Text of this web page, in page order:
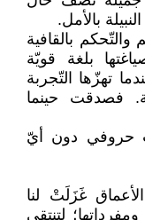
بالأمل.
بالقافية
بلغة قويّة
تهزّها التّجربة
فصدقت حينما
حروفي دون أيّ
غَزَلَتْ لنا
لتنتقي